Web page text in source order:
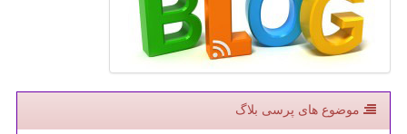
موضوع های پرسی بلاگ